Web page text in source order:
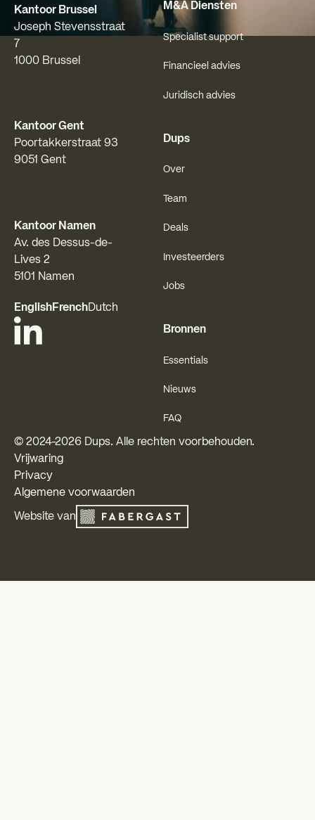
Kantoor Brussel
Joseph Stevensstraat
7
1000 Brussel
Kantoor Gent
Poortakkerstraat 93
9051 Gent
Kantoor Namen
Av. des Dessus-de-
Lives 2
5101 Namen
EnglishFrenchDutch
M&A Diensten
Specialist support
Financieel advies
Juridisch advies
Dups
Over
Team
Deals
Investeerders
Jobs
Bronnen
Essentials
Nieuws
FAQ
© 2024-2026Dups. Alle rechten voorbehouden.
Vrijwaring
Privacy
Algemene voorwaarden
Website van